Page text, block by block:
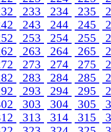
233 234 235
243 244 245
253 254 255
263 264 265
273 274 275
283 284 285
293 294 295
303 304 305
313 314 315